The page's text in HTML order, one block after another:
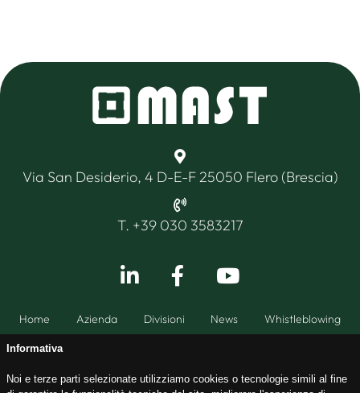
Informativa
Noi e terze parti selezionate utilizziamo cookies o tecnologie simili al fine
Home Azienda Divisioni News Whistleblowing
Via San Desiderio, 4 D-E-F 25050 Flero (Brescia)
T. +39 030 3583217